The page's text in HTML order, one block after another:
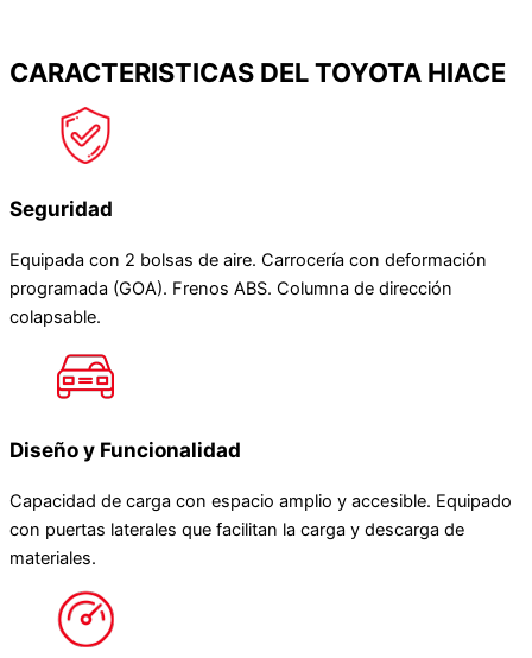
CARACTERISTICAS DEL TOYOTA HIACE
Seguridad
Equipada con 2 bolsas de aire. Carrocería con deformación
programada (GOA). Frenos ABS. Columna de dirección
colapsable.
Diseño y Funcionalidad
Capacidad de carga con espacio amplio y accesible. Equipado
con puertas laterales que facilitan la carga y descarga de
materiales.